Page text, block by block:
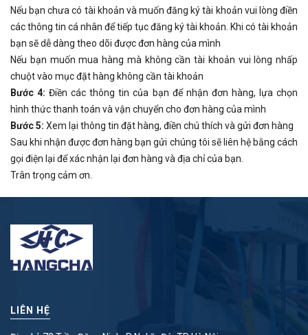
Nếu bạn chưa có tài khoản và muốn đăng ký tài khoản vui lòng điền
các thông tin cá nhân để tiếp tục đăng ký tài khoản. Khi có tài khoản
bạn sẽ dễ dàng theo dõi được đơn hàng của mình
Nếu bạn muốn mua hàng mà không cần tài khoản vui lòng nhấp
chuột vào mục đặt hàng không cần tài khoản
Bước 4: Điền các thông tin của bạn để nhận đơn hàng, lựa chọn
hình thức thanh toán và vận chuyển cho đơn hàng của mình
Bước 5: Xem lại thông tin đặt hàng, điền chú thích và gửi đơn hàng
Sau khi nhận được đơn hàng bạn gửi chúng tôi sẽ liên hệ bằng cách
gọi điện lại để xác nhận lại đơn hàng và địa chỉ của bạn.
Trân trọng cảm ơn.
LIÊN HỆ